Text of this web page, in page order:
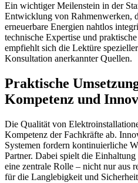
Ein wichtiger Meilenstein in der
Entwicklung von Rahmenwerken,
erneuerbare Energien nahtlos
technische Expertise und
empfiehlt sich die Lektüre
Konsultation anerkannter Quellen.
Praktische
Kompetenz und
Die Qualität von
Kompetenz der Fachkräfte ab.
Systemen fordern kontinuierliche
Partner. Dabei spielt die
eine zentrale Rolle – nicht nur aus
für die Langlebigkeit und